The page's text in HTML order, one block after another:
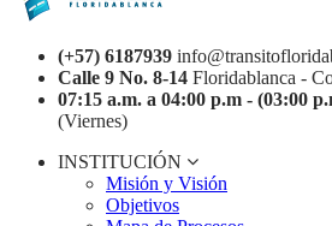
(+57) 6187939
Calle 9 No. 8-14 Floridablanca -
07:15 a.m. a 04:00 p.m - (03:00
(Viernes)
INSTITUCIÓN
Misión y Visión
Objetivos